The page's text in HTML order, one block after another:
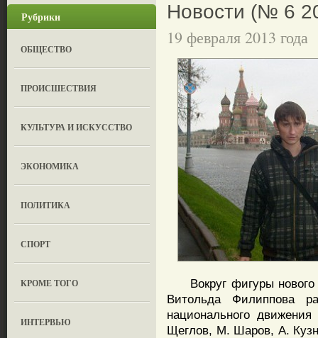
Рубрики
ОБЩЕСТВО
ПРОИСШЕСТВИЯ
КУЛЬТУРА И ИСКУССТВО
ЭКОНОМИКА
ПОЛИТИКА
СПОРТ
КРОМЕ ТОГО
ИНТЕРВЬЮ
Новости (№ 6
19 февраля 2013 года
Вокруг фигуры нового
Витольда Филиппова
национального
Щеглов, М. Шаров, А.